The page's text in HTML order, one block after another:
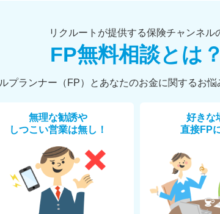
リクルートが提供する保険チャンネル
FP無料相談とは？
プランナー（FP）とあなたのお金に関するお
無理な勧誘や
しつこい営業は無し！
好きな
直接FP